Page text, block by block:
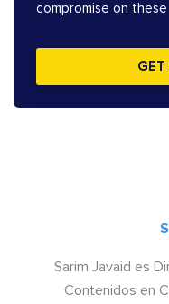
compromise on these
GET
Sarim Javaid es
Contenidos en